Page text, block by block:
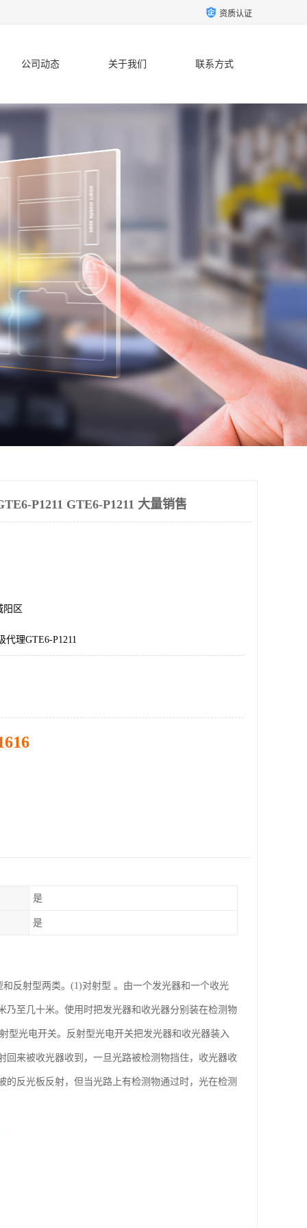
资质认证
公司动态 关于我们 联系方式
P1211 GTE6-P1211 大量销售
阳区
代理GTE6-P1211
是
是
反射型两类。(1)对射型 。由一个发光器和一个收光
至几十米。使用时把发光器和收光器分别装在检测物
型光电开关。反射型光电开关把发光器和收光器装入
回来被收光器收到，一旦光路被检测物挡住，收光器收
反光板反射，但当光路上有检测物通过时，光在检测